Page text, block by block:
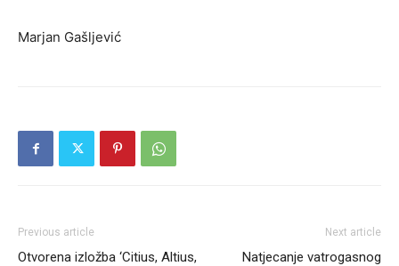
Marjan Gašljević
Previous article
Otvorena izložba ‘Citius, Altius,
Next article
Natjecanje vatrogasnog